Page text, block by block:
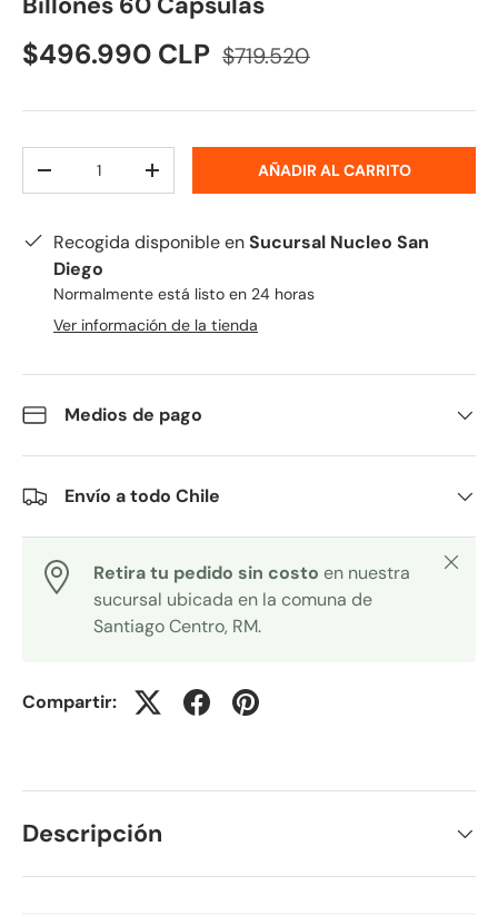
$496.990 CLP $719.520
-
+ AÑADIR AL CARRITO
Recogida disponible enSucursal Nucleo San
Diego
Normalmente está listo en 24 horas
Ver información de la tienda
Medios de pago
Envío a todo Chile
Retira tu pedido sin costo en nuestra
sucursal ubicada en la comuna de
Santiago Centro, RM.
Cerrar
Compartir:
Descripción